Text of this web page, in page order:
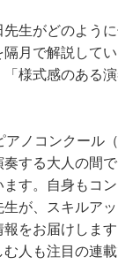
生がどのよう
月で解説してい
様式感のある演
ノコンクール（
する大人の間
ます。自身もコ
生が、スキルア
をお届けします
人も注目の連載